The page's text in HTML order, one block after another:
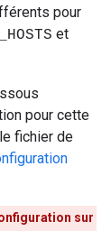
pour
et
pour cette
fichier de
sur